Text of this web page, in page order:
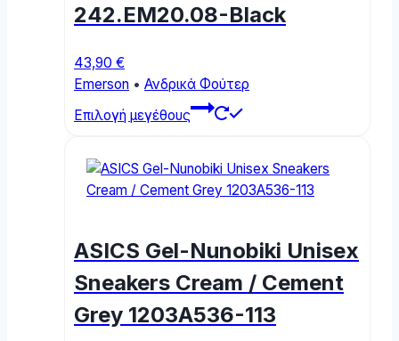
242.EM20.08-Black
43,90 €
Emerson • Ανδρικά Φούτερ
Επιλογή μεγέθους
multiple
variants.
may
be
chosen
on
ASICS Gel-Nunobiki Unisex
Sneakers Cream / Cement
Grey 1203A536-113